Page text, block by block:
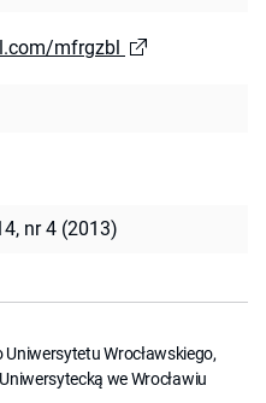
mfrgzbl
nr 4 (2013)
Wrocławskiego,
we Wrocławiu